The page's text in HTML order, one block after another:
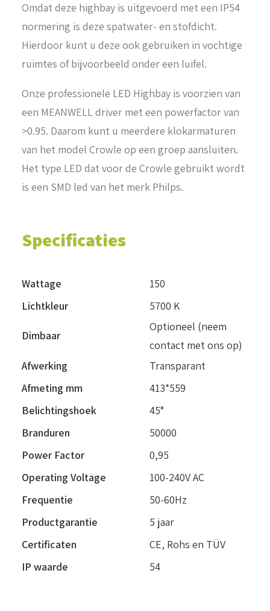
Omdat deze highbay is uitgevoerd met een IP54
normering is deze spatwater- en stofdicht.
Hierdoor kunt u deze ook gebruiken in vochtige
ruimtes of bijvoorbeeld onder een luifel.
Onze professionele LED Highbay is voorzien van
een MEANWELL driver met een powerfactor van
>0.95. Daarom kunt u meerdere klokarmaturen
van het model Crowle op een groep aansluiten.
Het type LED dat voor de Crowle gebruikt wordt
is een SMD led van het merk Philps.
Specificaties
Wattage
150
Lichtkleur
5700 K
Dimbaar
Optioneel (neem
contact met ons op)
Afwerking
Transparant
Afmeting mm
413*559
Belichtingshoek
45°
Branduren
50000
Power Factor
0,95
Operating Voltage
100-240V AC
Frequentie
50-60Hz
Productgarantie
5 jaar
Certificaten
CE, Rohs en TÜV
IP waarde
54